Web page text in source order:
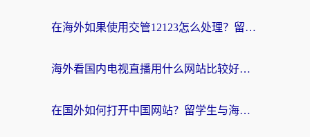
在海外如果使用交管12123怎么处理？留学生亲测有效的回国加速方案
海外看国内电视直播用什么网站比较好？一篇解决你所有追剧难题的实用指南
在国外如何打开中国网站？留学生与海外华人的无缝访问指南